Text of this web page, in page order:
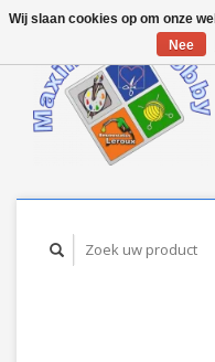
Wij slaan cookies op om onze
Nee